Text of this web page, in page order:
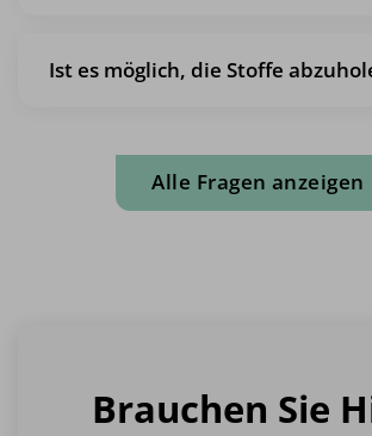
Ist es möglich, die Stoffe
Alle Fragen anzeigen
Brauchen Sie